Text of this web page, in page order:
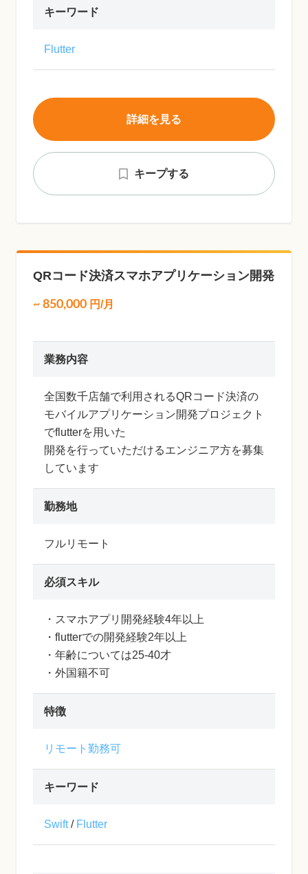
キーワード
Flutter
キープする
詳細を見る
QRコード決済スマホアプリケーション開発
~ 850,000 円/月
業務内容
全国数千店舗で利用されるQRコード決済の
モバイルアプリケーション開発プロジェクト
でflutterを用いた
開発を行っていただけるエンジニア方を募集
しています
勤務地
フルリモート
必須スキル
・スマホアプリ開発経験4年以上
・flutterでの開発経験2年以上
・年齢については25-40才
・外国籍不可
特徴
リモート勤務可
キーワード
Swift/ Flutter